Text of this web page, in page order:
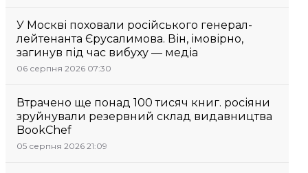
У Москві поховали російського генерал-
лейтенанта Єрусалимова. Він, імовірно,
загинув під час вибуху — медіа
06 серпня 2026 07:30
Втрачено ще понад 100 тисяч книг. росіяни
зруйнували резервний склад видавництва
BookChef
05 серпня 2026 21:09